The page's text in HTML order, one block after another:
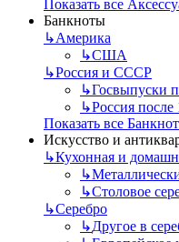
Показать все
Банкноты
↳Америка
↳США
↳Россия и СССР
↳Госвыпуски
↳Россия после
Показать все
Искусство и
↳Кухонная и
↳
↳Столовое
↳Серебро
↳Другое в